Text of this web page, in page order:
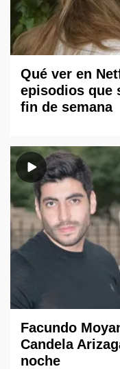
Qué ver en
episodios que
fin de semana
Facundo
Candela
noche